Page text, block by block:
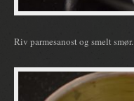
Riv parmesanost og smelt smør.